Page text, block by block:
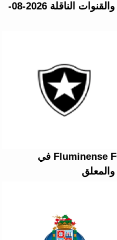
Campeonato Brasileiro Série A والقنوات الناقلة 2026-08-
تفاصيل مباراة Botafogo FR ضد Fluminense FC في